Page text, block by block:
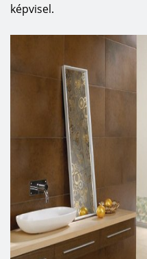
képvisel.